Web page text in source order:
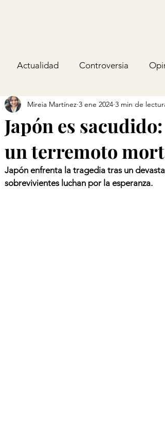
Actualidad Controversia
Japón es
un terremoto
Mireia Martínez 3 ene 2024 3 min de
Japón enfrenta la tragedia tras un
sobrevivientes luchan por la esperanza.